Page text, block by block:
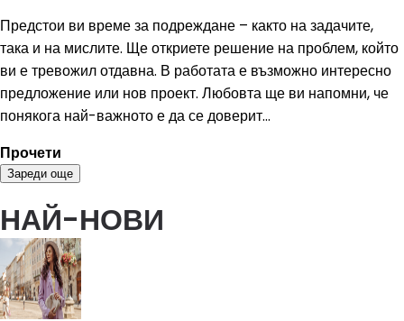
Предстои ви време за подреждане – както на задачите,
така и на мислите. Ще откриете решение на проблем, който
ви е тревожил отдавна. В работата е възможно интересно
предложение или нов проект. Любовта ще ви напомни, че
понякога най-важното е да се доверит...
Прочети
Зареди още
НАЙ-НОВИ